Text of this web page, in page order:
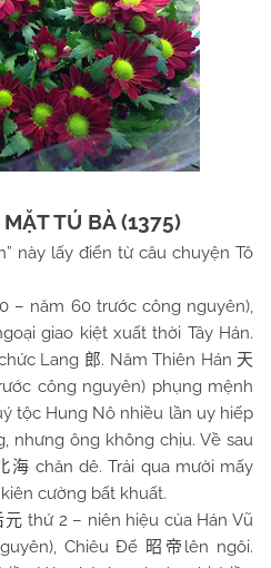
TÚ BÀ (1375)
này lấy điển từ câu chuyện Tô
– năm 60 trước công nguyên),
giao kiệt xuất thời Tây Hán.
Lang 郎. Năm Thiên Hán 天
công nguyên) phụng mệnh
tộc Hung Nô nhiều lần uy hiếp
nhưng ông không chịu. Về sau
海 chăn dê. Trải qua mười mấy
cường bất khuất.
元 thứ 2 – niên hiệu của Hán Vũ
Chiêu Đế 昭帝 lên ngôi.